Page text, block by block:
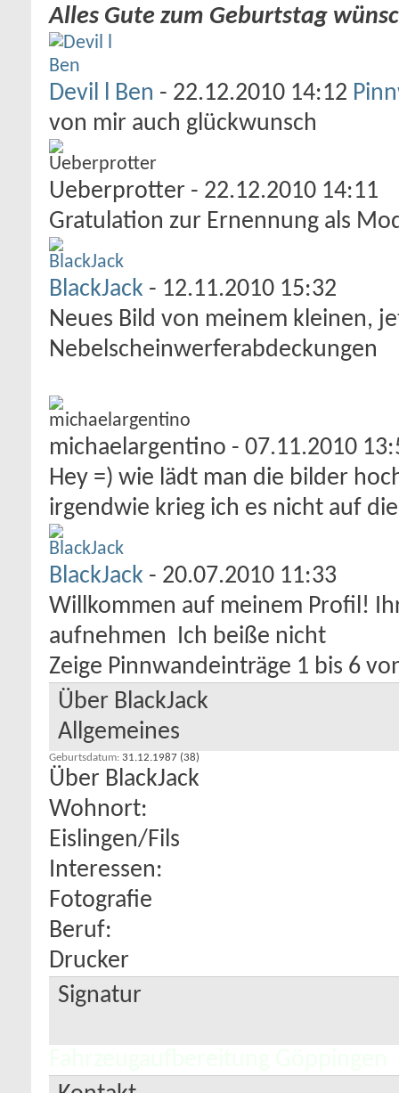
Alles Gute zum Geburtstag
Devil l Ben - 22.12.2010 14:12
von mir auch glückwunsch
Ueberprotter - 22.12.2010 14:11
Gratulation zur Ernennung als
BlackJack - 12.11.2010 15:32
Neues Bild von meinem kleinen,
Nebelscheinwerferabdeckungen
michaelargentino - 07.11.2010
Hey =) wie lädt man die bilder
irgendwie krieg ich es nicht auf
BlackJack - 20.07.2010 11:33
Willkommen auf meinem Profil!
aufnehmen Ich beiße nicht
Zeige Pinnwandeinträge 1 bis 6
Über BlackJack
Allgemeines
Geburtsdatum 31.12.1987 (38)
Über BlackJack
Wohnort:
Eislingen/Fils
Interessen:
Fotografie
Beruf:
Drucker
Signatur